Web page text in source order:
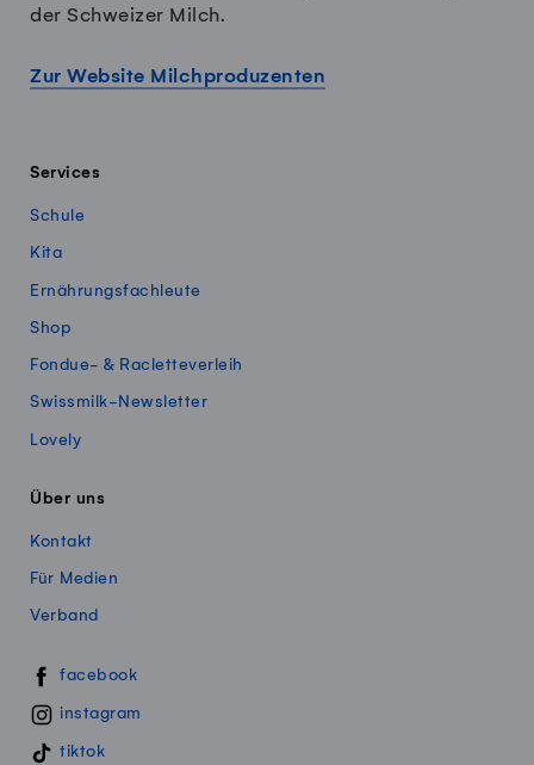
der Schweizer Milch.
Zur Website Milchproduzenten
Services
Schule
Kita
Ernährungsfachleute
Shop
Fondue- & Racletteverleih
Swissmilk-Newsletter
Lovely
Über uns
Kontakt
Für Medien
Verband
Swissmillk auf Social Media
facebook
instagram
tiktok